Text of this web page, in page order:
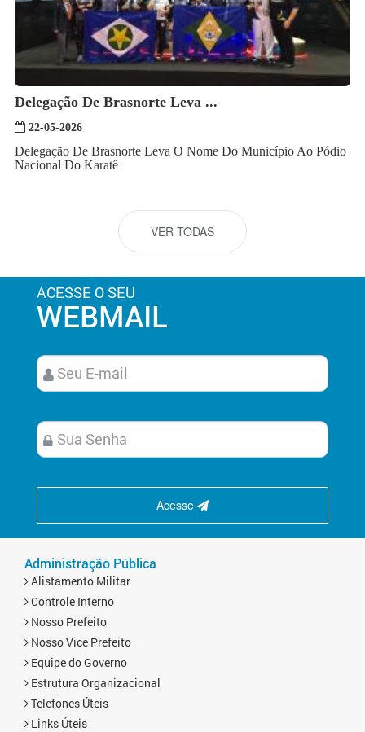
Delegação De Brasnorte Leva ...
22-05-2026
Delegação De Brasnorte Leva O Nome Do Município Ao Pódio
Nacional Do Karatê
VER TODAS
ACESSE O SEU
WEBMAIL
Acesse
Administração Pública
Alistamento Militar
Controle Interno
Nosso Prefeito
Nosso Vice Prefeito
Equipe do Governo
Estrutura Organizacional
Telefones Úteis
Links Úteis